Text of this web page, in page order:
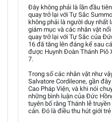
Đây không phải là lần đầu
quay trở lại với Tự Sắc
không phải là người duy nhất
giám mục và các nhân vật
quay trở lại với Tự Sắc của
16 đã tăng lên đáng kể sau
được Huynh Đoàn Thánh Piô
7.
Trong số các nhân vật như
Salvatore Cordileone, gần
Cao Pháp Viện, và khi nói
những bình luận của Đức
tuyên bố rằng Thánh lễ
cản. Đó là điều thu hút giới